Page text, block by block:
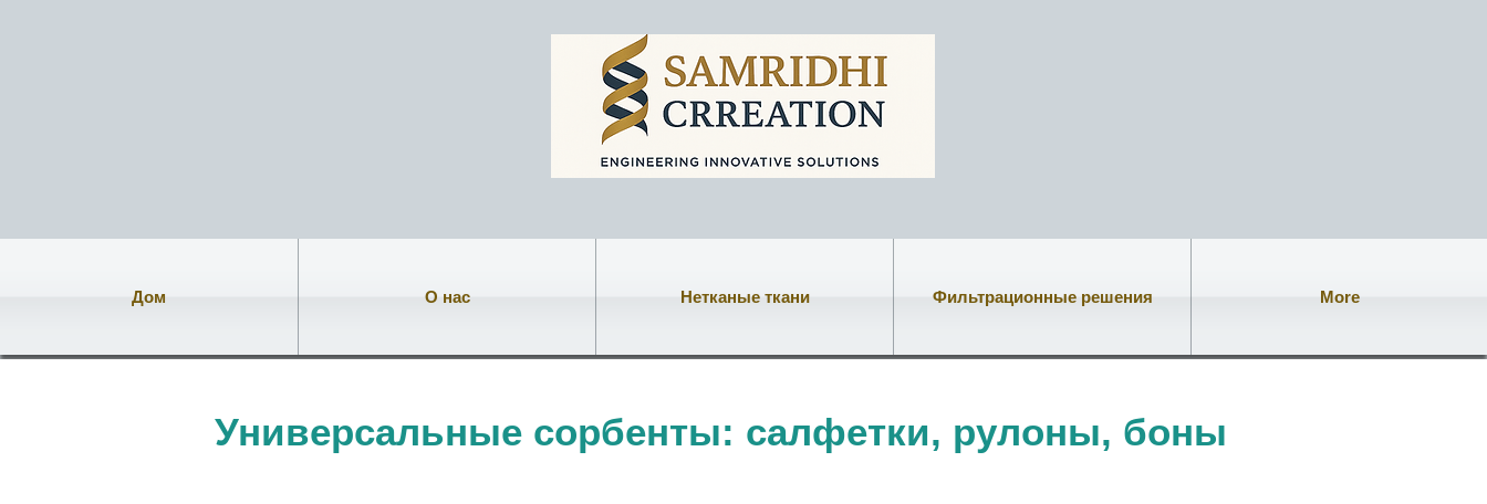
Дом О нас Нетканые ткани Фильтрационные решения More
Универсальные сорбенты: салфетки, рулоны, боны